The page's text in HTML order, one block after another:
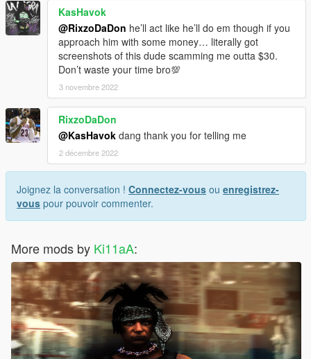
KasHavok
@RixzoDaDon he’ll act like he’ll do em though if you
approach him with some money… literally got
screenshots of this dude scamming me outta $30.
Don’t waste your time bro💯
3 novembre 2022
RixzoDaDon
@KasHavok dang thank you for telling me
2 décembre 2022
Joignez la conversation ! Connectez-vous ou enregistrez-
vous pour pouvoir commenter.
More mods by Ki11aA: